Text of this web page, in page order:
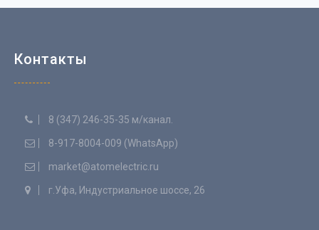
Контакты
8 (347) 246-35-35 м/канал.
8-917-8004-009 (WhatsApp)
market@atomelectric.ru
г.Уфа, Индустриальное шоссе, 26